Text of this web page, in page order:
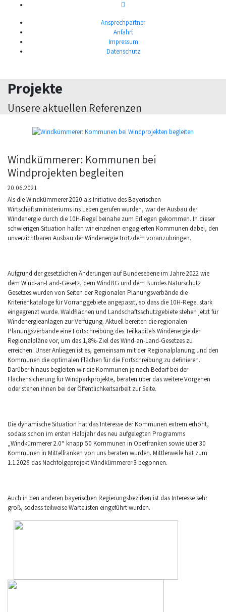
Ansprechpartner
Anfahrt
Impressum
Datenschutz
Projekte
Unsere aktuellen Referenzen
Windkümmerer: Kommunen bei
Windprojekten begleiten
20.06.2021
Als die Windkümmerer 2020 als Initiative des Bayerischen
Wirtschaftsministeriums ins Leben gerufen wurden, war der Ausbau der
Windenergie durch die 10H-Regel beinahe zum Erliegen gekommen. In dieser
schwierigen Situation halfen wir einzelnen engagierten Kommunen dabei, den
unverzichtbaren Ausbau der Windenergie trotzdem voranzubringen.
Aufgrund der gesetzlichen Änderungen auf Bundesebene im Jahre 2022 wie
dem Wind-an-Land-Gesetz, dem WindBG und dem Bundes Naturschutz
Gesetzes wurden von Seiten der Regionalen Planungsverbände die
Kriterienkataloge für Vorranggebiete angepasst, so dass die 10H-Regel stark
eingegrenzt wurde. Waldflächen und Landschaftsschutzgebiete stehen jetzt für
Windenergieanlagen zur Verfügung. Aktuell bereiten die regionalen
Planungsverbände eine Fortschreibung des Teilkapitels Windenergie der
Regionalpläne vor, um das 1,8%-Ziel des Wind-an-Land-Gesetzes zu
erreichen. Unser Anliegen ist es, gemeinsam mit der Regionalplanung und den
Kommunen die optimalen Flächen für die Fortschreibung zu definieren.
Darüber hinaus begleiten wir die Kommunen je nach Bedarf bei der
Flächensicherung für Windparkprojekte, beraten über das weitere Vorgehen
oder stehen ihnen bei der Öffentlichkeitsarbeit zur Seite.
Die dynamische Situation hat das Interesse der Kommunen extrem erhöht,
sodass schon im ersten Halbjahr des neu aufgelegten Programms
„Windkümmerer 2.0“ knapp 50 Kommunen in Oberfranken sowie über 30
Kommunen in Mittelfranken von uns beraten wurden. Mittlerweile hat zum
1.1.2026 das Nachfolgeprojekt Windkümmerer 3 begonnen.
Auch in den anderen bayerischen Regierungsbezirken ist das Interesse sehr
groß, sodass teilweise Wartelisten eingeführt wurden.